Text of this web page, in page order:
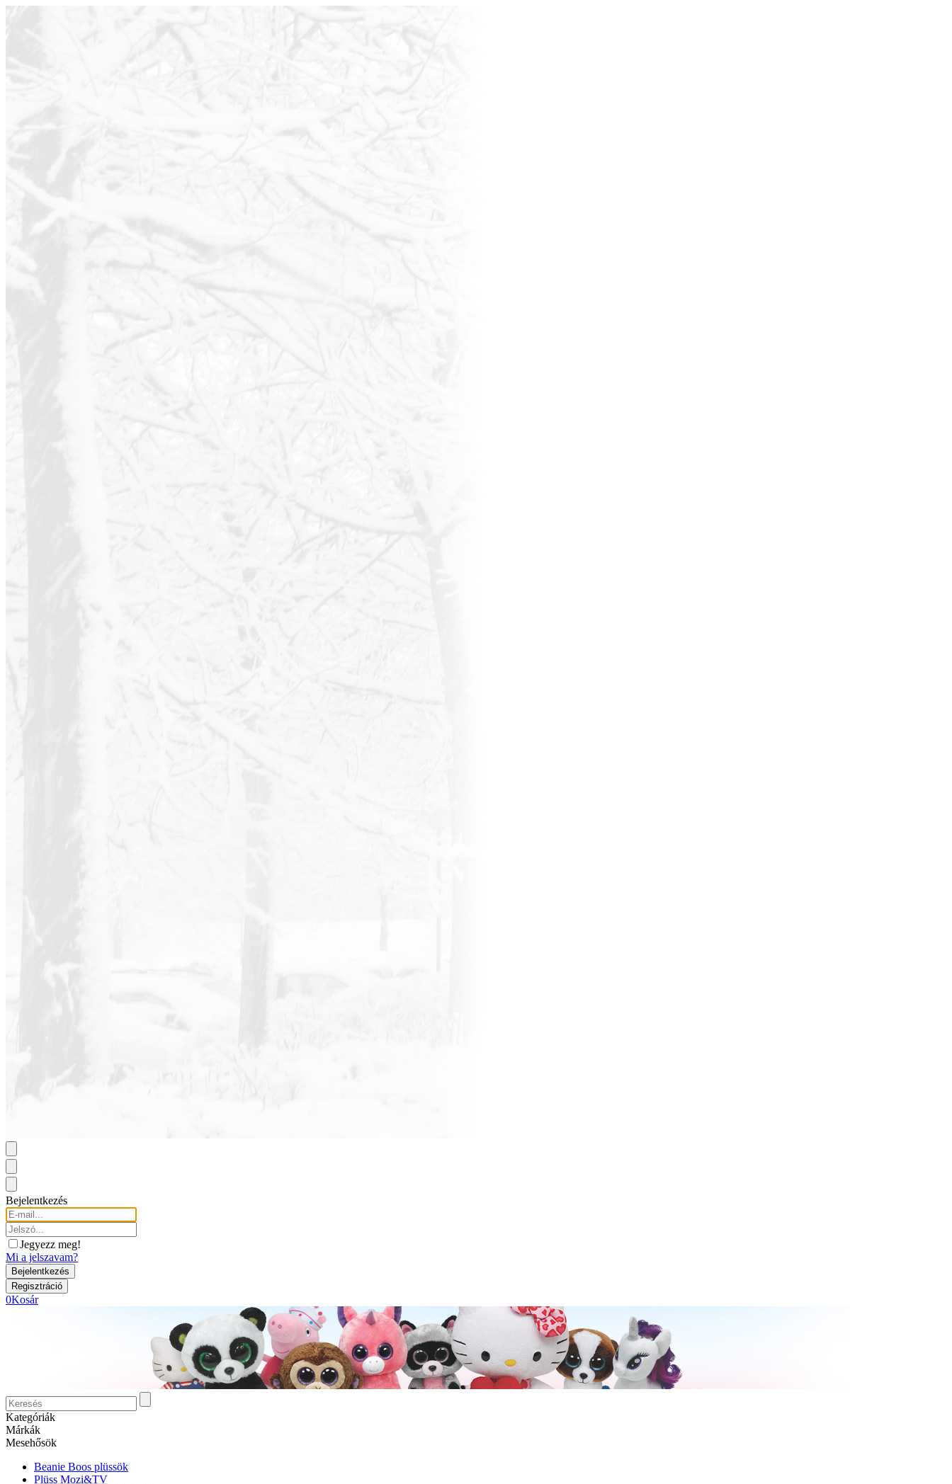
Bejelentkezés
Jegyezz meg!
Mi a jelszavam?
0Kosár
Kategóriák
Márkák
Mesehősök
Beanie Boos plüssök
Plüss Mozi&TV